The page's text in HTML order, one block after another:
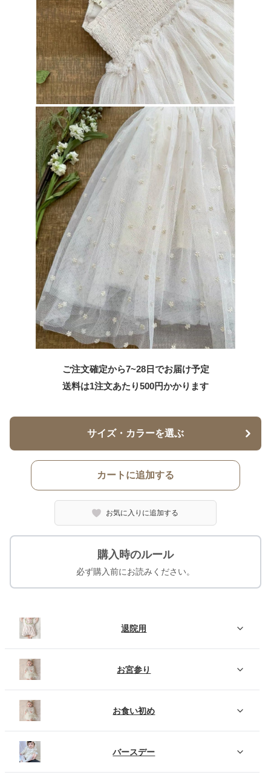
ご注文確定から7~28日でお届け予定
送料は1注文あたり500円かかります
サイズ・カラーを選ぶ
カートに追加する
お気に入りに追加する
購入時のルール
必ず購入前にお読みください。
退院用
お宮参り
お食い初め
バースデー